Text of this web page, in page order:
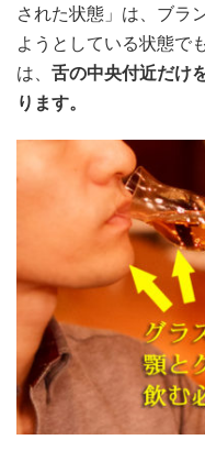
された状態」は、ブラ
ようとしている状態で
は、 舌の中央付近だけ
ります。